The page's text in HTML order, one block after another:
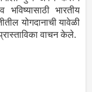
भारतीय
योगदानाची यावेळी
वाचन केले.